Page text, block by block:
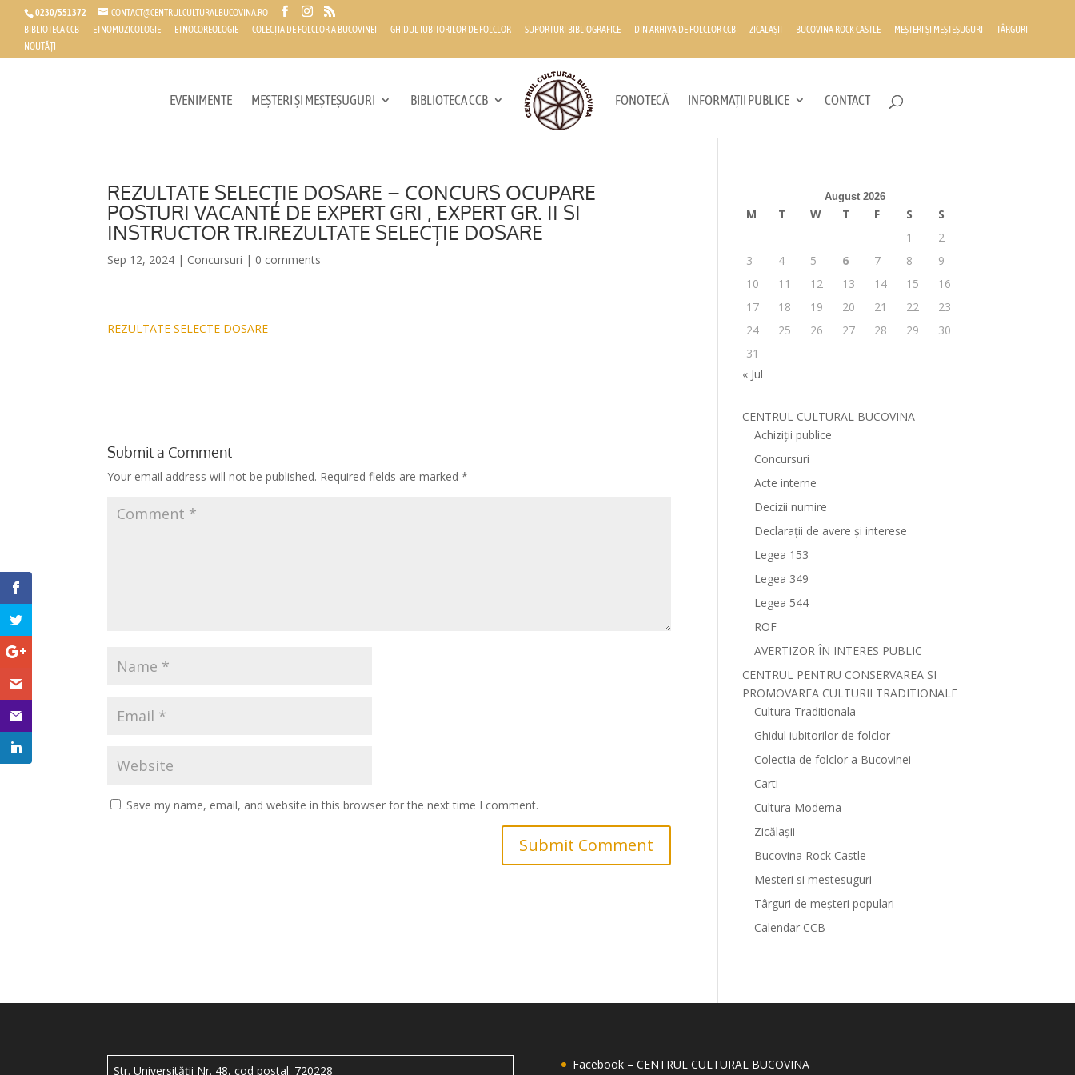
0230/551372
CONTACT@CENTRULCULTURALBUCOVINA.RO
BIBLIOTECA CCB
ETNOMUZICOLOGIE ETNOCOREOLOGIE COLECȚIA DE FOLCLOR A BUCOVINEI GHIDUL IUBITORILOR DE FOLCLOR SUPORTURI BIBLIOGRAFICE DIN ARHIVA DE FOLCLOR CCB ZICALAȘII BUCOVINA ROCK CASTLE MEȘTERI ȘI MEȘTEȘUGURI
TÂRGURI
NOUTĂȚI
EVENIMENTE MEȘTERI ȘI MEȘTEȘUGURI BIBLIOTECA CCB FONOTECĂ INFORMAȚII PUBLICE CONTACT
REZULTATE SELECȚIE DOSARE – CONCURS OCUPARE
POSTURI VACANTE DE EXPERT GRI , EXPERT GR. II SI
INSTRUCTOR TR.IREZULTATE SELECȚIE DOSARE
Sep 12, 2024 | Concursuri | 0 comments
REZULTATE SELECTE DOSARE
Submit a Comment
Your email address will not be published. Required fields are marked*
Save my name, email, and website in this browser for the next time I comment.
August 2026
M T W T F S
S
1
2
3
4 5 6 7 8
9
10
11 12 13 14 15
16
17
18 19 20 21 22
23
24
25 26 27 28 29
30
31
« Jul
CENTRUL CULTURAL BUCOVINA
Achiziții publice
Concursuri
Acte interne
Decizii numire
Declarații de avere și interese
Legea 153
Legea 349
Legea 544
ROF
AVERTIZOR ÎN INTERES PUBLIC
CENTRUL PENTRU CONSERVAREA SI
PROMOVAREA CULTURII TRADITIONALE
Cultura Traditionala
Ghidul iubitorilor de folclor
Colectia de folclor a Bucovinei
Carti
Cultura Moderna
Zicălașii
Bucovina Rock Castle
Mesteri si mestesuguri
Târguri de meșteri populari
Calendar CCB
Str. Universității Nr. 48, cod postal: 720228 Facebook – CENTRUL CULTURAL BUCOVINA